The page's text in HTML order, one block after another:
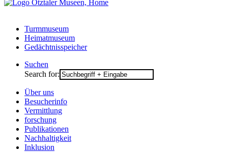
Turmmuseum
Heimatmuseum
Gedächtnisspeicher
Suchen
Search for:
Über uns
Besucherinfo
Vermittlung
forschung
Publikationen
Nachhaltigkeit
Inklusion